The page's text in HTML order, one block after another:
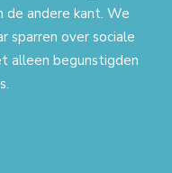
andere kant. We
sparren over sociale
alleen begunstigden